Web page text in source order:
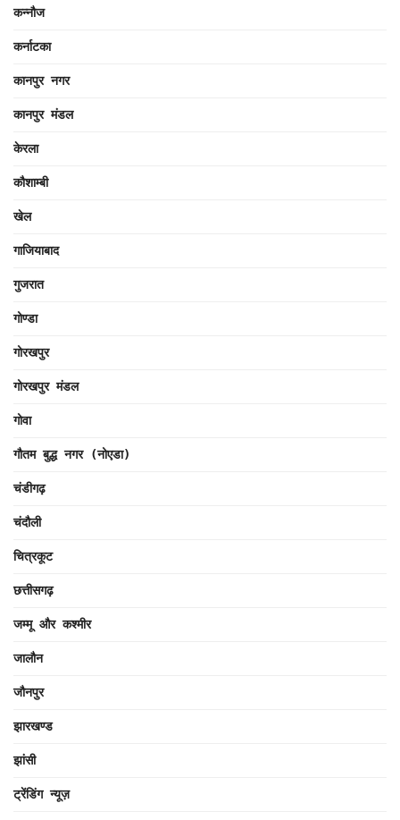
कन्नौज
कर्नाटका
कानपुर नगर
कानपुर मंडल
केरला
कौशाम्बी
खेल
गाजियाबाद
गुजरात
गोण्डा
गोरखपुर
गोरखपुर मंडल
गोवा
गौतम बुद्ध नगर (नोएडा)
चंडीगढ़
चंदौली
चित्रकूट
छत्तीसगढ़
जम्मू और कश्मीर
जालौन
जौनपुर
झारखण्ड
झांसी
ट्रेंडिंग न्यूज़